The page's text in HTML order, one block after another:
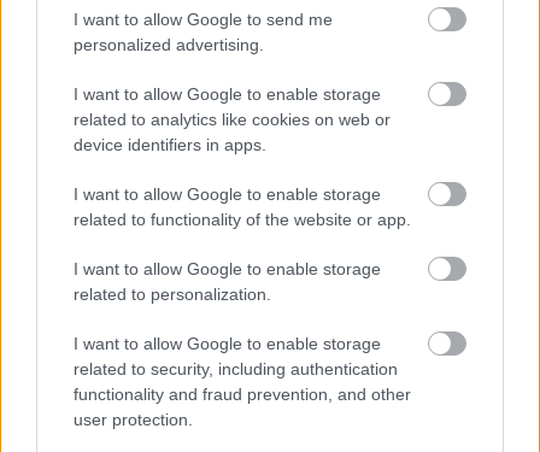
I want to allow Google to send me
personalized advertising.
I want to allow Google to enable storage
related to analytics like cookies on web or
device identifiers in apps.
I want to allow Google to enable storage
related to functionality of the website or app.
I want to allow Google to enable storage
related to personalization.
I want to allow Google to enable storage
related to security, including authentication
functionality and fraud prevention, and other
user protection.